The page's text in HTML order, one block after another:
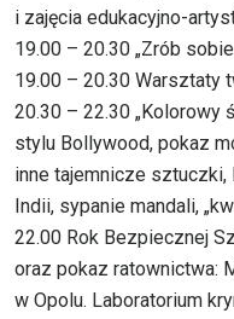
i zajęcia edukacyjno-
19.00 – 20.30 „Zrób
19.00 – 20.30 Warsztaty
20.30 – 22.30 „Kolorowy
stylu Bollywood, pokaz
inne tajemnicze
Indii, sypanie mandali,
22.00 Rok Bezpiecznej
oraz pokaz ratownictwa:
w Opolu. Laboratorium